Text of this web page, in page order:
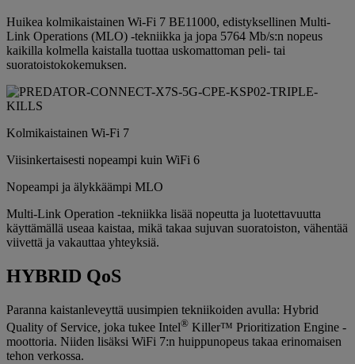
Huikea kolmikaistainen Wi-Fi 7 BE11000, edistyksellinen Multi-
Link Operations (MLO) -tekniikka ja jopa 5764 Mb/s:n nopeus
kaikilla kolmella kaistalla tuottaa uskomattoman peli- tai
suoratoistokokemuksen.
Kolmikaistainen Wi-Fi 7
Viisinkertaisesti nopeampi kuin WiFi 6
Nopeampi ja älykkäämpi MLO
Multi-Link Operation -tekniikka lisää nopeutta ja luotettavuutta
käyttämällä useaa kaistaa, mikä takaa sujuvan suoratoiston, vähentää
viivettä ja vakauttaa yhteyksiä.
HYBRID QoS
Paranna kaistanleveyttä uusimpien tekniikoiden avulla: Hybrid
Quality of Service, joka tukee Intel® Killer™ Prioritization Engine -
moottoria. Niiden lisäksi WiFi 7:n huippunopeus takaa erinomaisen
tehon verkossa.